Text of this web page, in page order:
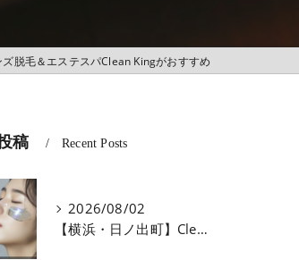
脱毛＆エステスパClean Kingがおすすめ
稿 Recent Posts
2026/08/02
【横浜・日ノ出町】CleanKingの話題のプラズマ美容フェイシャル